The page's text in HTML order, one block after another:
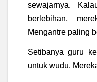
sewajarnya.
berlebihan,
Mengantre paling
Setibanya guru
untuk wudu.